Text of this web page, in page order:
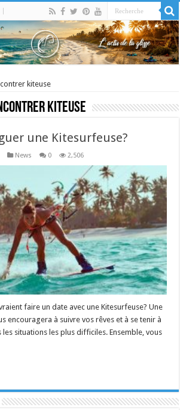
kiteuse
kiteuse
une Kitesurfeuse?
News 0 2,506
faire un date avec une Kitesurfeuse? Une
encouragera à suivre vos rêves et à se tenir à
les situations les plus difficiles. Ensemble, vous